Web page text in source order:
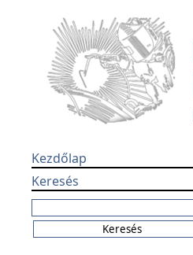
Kezdőlap
Keresés